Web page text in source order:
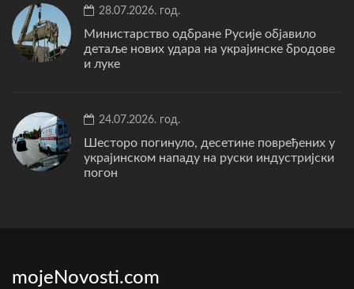
28.07.2026. год.
Министарство одбране Русије објавило
детаље нових удара на украјинске бродове
и луке
24.07.2026. год.
Шесторо погинуло, десетине повређених у
украјинском нападу на руски индустријски
погон
mojeNovosti.com